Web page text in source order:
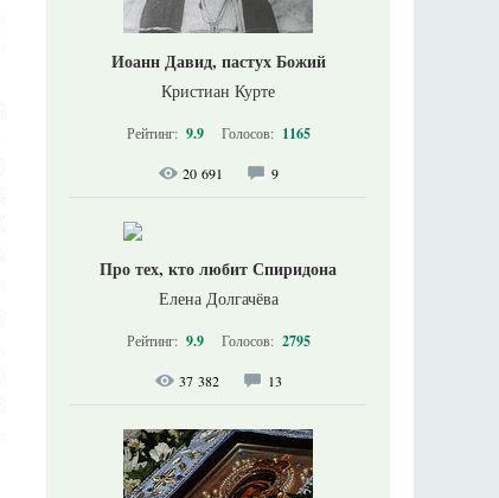
Иоанн Давид, пастух Божий
Кристиан Курте
Рейтинг: 9.9 Голосов: 1165
20 691 9
Про тех, кто любит Спиридона
Елена Долгачёва
Рейтинг: 9.9 Голосов: 2795
37 382 13